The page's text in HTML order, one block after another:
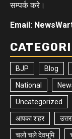
सम्पर्क करे।
Email:
BJP Blog
National
Uncategorized
आपका शहर
चलो चले देवभूमि